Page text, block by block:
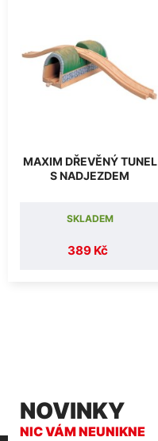
MAXIM DŘEVĚNÝ TUNEL
S NADJEZDEM
389 Kč
SKLADEM
NOVINKY
NIC VÁM NEUNIKNE